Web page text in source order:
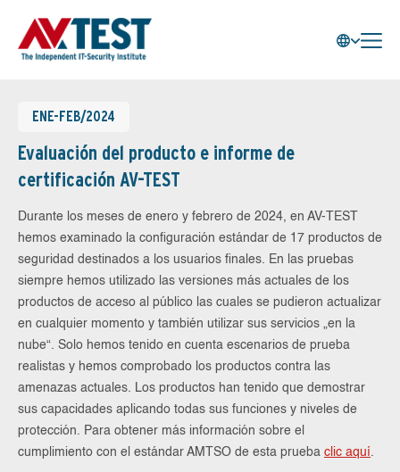
ENE-FEB/2024
Evaluación del producto e informe de
certificación AV-TEST
Durante los meses de enero y febrero de 2024, en AV-TEST
hemos examinado la configuración estándar de 17 productos de
seguridad destinados a los usuarios finales. En las pruebas
siempre hemos utilizado las versiones más actuales de los
productos de acceso al público las cuales se pudieron actualizar
en cualquier momento y también utilizar sus servicios „en la
nube“. Solo hemos tenido en cuenta escenarios de prueba
realistas y hemos comprobado los productos contra las
amenazas actuales. Los productos han tenido que demostrar
sus capacidades aplicando todas sus funciones y niveles de
protección. Para obtener más información sobre el
cumplimiento con el estándar AMTSO de esta prueba clic aquí.